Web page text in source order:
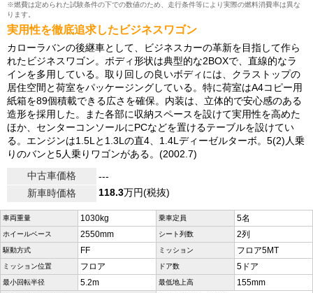
※燃費は定められた試験条件の下での数値のため、走行条件等により実際の燃料消費率は異な
ります。
実用性を徹底追求したビジネスワゴン
カローラバンの後継車として、ビジネスカーの革新を目指して作ら
れたビジネスワゴン。ボディ形状は典型的な2BOXで、直線的なラ
インを多用している。取り回しの良いボディには、クラストップの
居住空間と荷室をパッケージングしている。特に荷室はA4コピー用
紙箱を89個積載できる広さを確保。内装は、立体的で安心感のある
造形を採用した。また各部に収納スペースを設けて実用性を高めた
ほか、センターコンソールにPCなどを置けるテーブルを設けてい
る。エンジンは1.5Lと1.3Lの直4、1.4Lディーゼルターボ。5(2)人乗
りのバンと5人乗りワゴンがある。(2002.7)
中古車価格
---
新車時価格
118.3万円(税抜)
車両重量 1030kg 乗車定員 5名
ホイールベース 2550mm シート列数 2列
駆動方式 FF ミッション フロア5MT
ミッション位置 フロア ドア数 5ドア
最小回転半径 5.2m 最低地上高 155mm